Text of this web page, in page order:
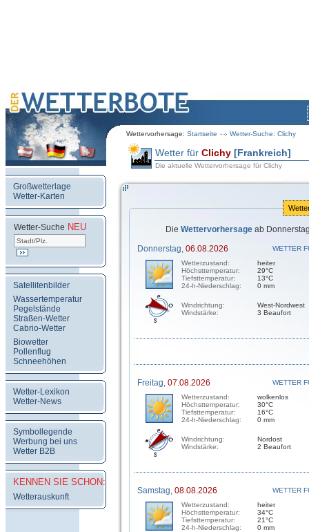
Wettervorhersage: Startseite Wetter-Suche: Clichy
Großwetterlage
Wetter-Karten
Wetter-Suche NEU
Satellitenbilder
Wassertemperatur
Pegelstände
Straßen-Wetter
Cabrio-Wetter
Biowetter
Pollenflug
Schneehöhen
Wetter-Lexikon
Wetter-News
Symbollegende
Werbung bei uns
Wetter B2B
KENNEN SIE SCHON:
Wetterauskunft
Wetter für Clichy [Frankreich]
Die aktuelle Wettervorhersage für Clichy
Die Wettervorhersage ab
Donnerstag, 06.08.2026
WETTER
Wetterzustand:
Höchsttemperatur:
Tiefsttemperatur:
24-h-Niederschlag:
heiter
29°C
13°C
0 mm
Windrichtung:
Windstärke:
West-Nordwest
3 Beaufort
Freitag, 07.08.2026
WETTER
Wetterzustand:
Höchsttemperatur:
Tiefsttemperatur:
24-h-Niederschlag:
wolkenlos
30°C
16°C
0 mm
Windrichtung:
Windstärke:
Nordost
2 Beaufort
Samstag, 08.08.2026
WETTER
Wetterzustand:
Höchsttemperatur:
Tiefsttemperatur:
24-h-Niederschlag:
heiter
34°C
21°C
0 mm